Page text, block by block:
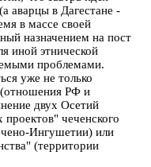
аварцы в Дагестане -
в массе своей
назначением на пост
иной этнической
проблемами.
уже не только
(отношения РФ и
двух Осетий
чеченского
Ингушетии) или
(территории